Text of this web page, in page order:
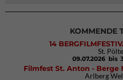
KOMMENDE
14
St.
09.07.2026 bis
Filmfest St. Anton -
Arlberg